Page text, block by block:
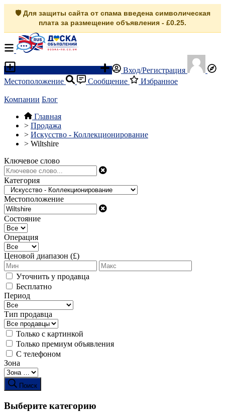
🛡️ Для защиты сайта от спама введена символическая
плата за размещение объявления - £0.25.
Вход/Регистрация
Местоположение
Сообщение Избранное
Компании Блог
Главная
> Продажа
> Искусство - Коллекционирование
> Wiltshire
Ключевое слово
Категория
Местоположение
Состояние
Операция
Ценовой диапазон (£)
Уточнить у продавца
Бесплатно
Период
Тип продавца
Только с картинкой
Только премиум объявления
С телефоном
Зона
Поиск
Выберите категорию